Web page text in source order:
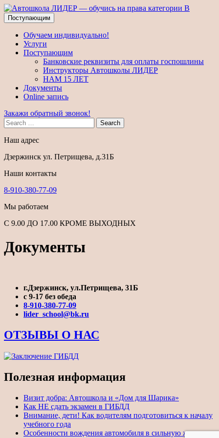
Поступающим
Обучаем индивидуально!
Услуги
Поступающим
Банковские реквизиты для оплаты госпошлины
Инструкторы Автошколы ЛИДЕР
НАМ 15 ЛЕТ
Документы
Online запись
Закажи обратный звонок!
Search
Наш адрес
Дзержинск ул. Петрищева, д.31Б
Наши контакты
8-910-380-77-09
Мы работаем
С 9.00 ДО 17.00 КРОМЕ ВЫХОДНЫХ
Документы
г.Дзержинск, ул.Петрищева, 31Б
с 9-17 без обеда
8-910-380-77-09
lider_school@bk.ru
ОТЗЫВЫ О НАС
Полезная информация
Визит добра: Автошкола и «Дом для Шарика»
Как НЕ сдать экзамен в ГИБДД
Внимание, дети! Как водителям подготовиться к началу
учебного года
Особенности вождения автомобиля в сильную жару